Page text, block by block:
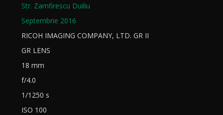
Str. Zamfirescu Duiliu
Septembrie 2016
RICOH IMAGING COMPANY, LTD. GR II
GR LENS
18 mm
f/4.0
1/1250 s
ISO 100